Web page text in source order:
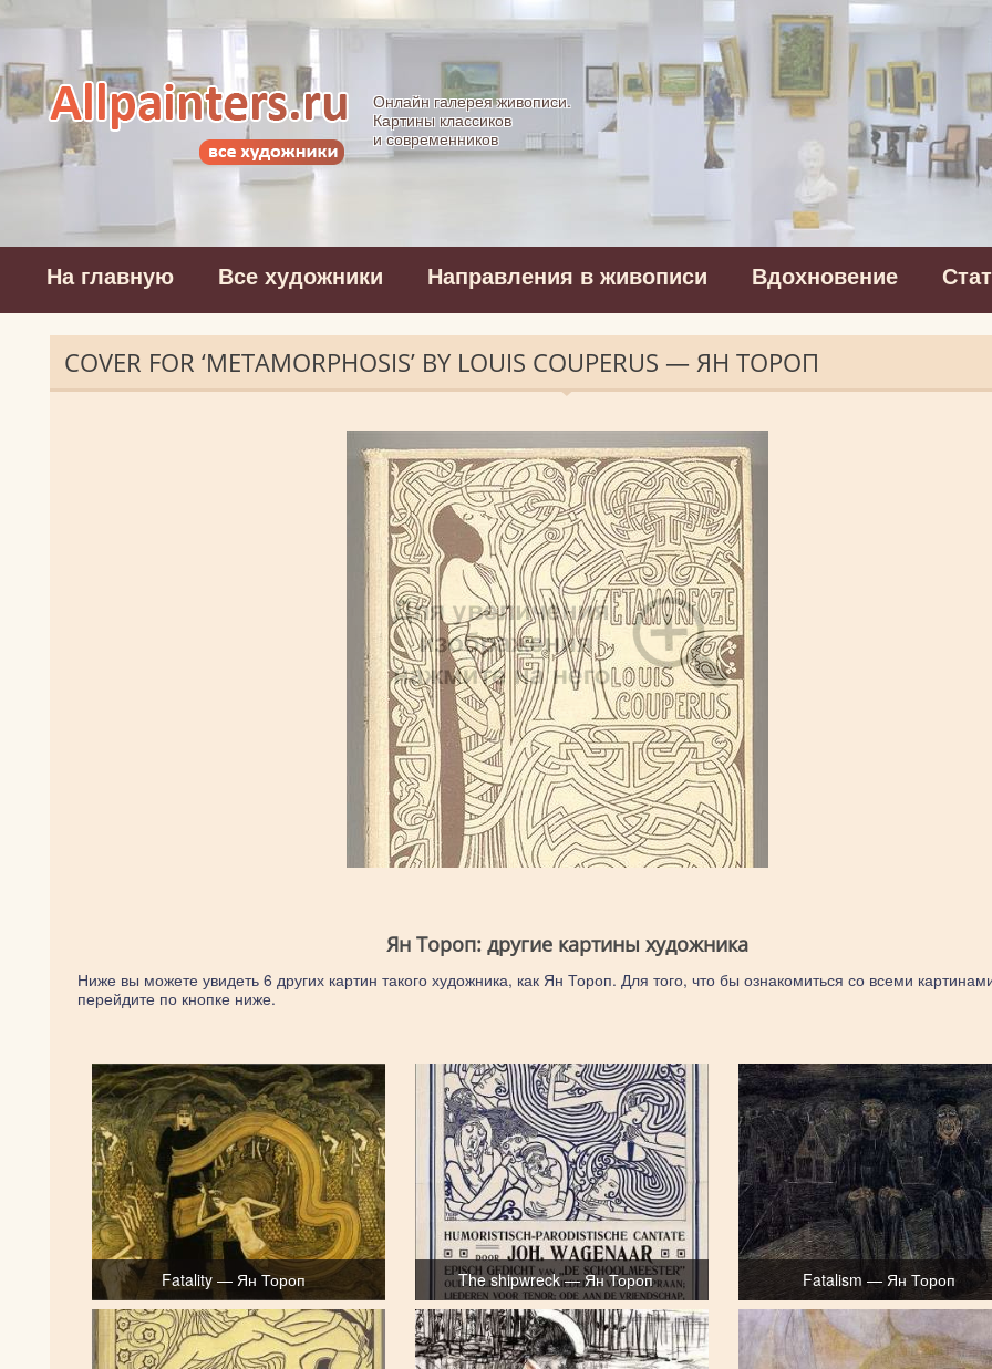
Allpainters.ru - картинная галерея
Онлайн галерея живописи.
Картины классиков
и современников
На главную Все художники Направления в живописи Вдохновение
COVER FOR ‘METAMORPHOSIS’ BY LOUIS COUPERUS — ЯН ТОРОП
Ян Тороп: другие картины художника
Ниже вы можете увидеть 6 других картин такого художника, как Ян Тороп. Для того, что бы ознакомиться со всеми
перейдите по кнопке ниже.
Fatality — Ян Тороп The shipwreck — Ян Тороп Fatalism — Ян Тороп